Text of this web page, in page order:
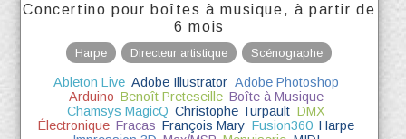
Concertino pour boîtes à musique, à partir de
6 mois
Harpe Directeur artistique Scénographe
Ableton Live Adobe Illustrator Adobe Photoshop
Arduino Benoît Preteseille Boîte à Musique
Chamsys MagicQ Christophe Turpault DMX
Électronique Fracas François Mary Fusion360 Harpe